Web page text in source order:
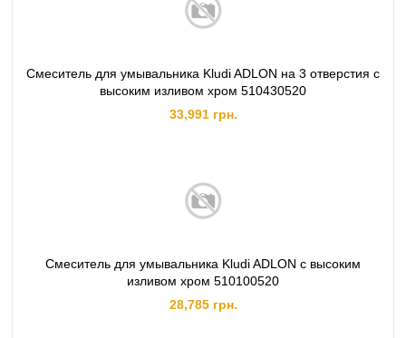
Смеситель для умывальника Kludi ADLON на 3 отверстия c
высоким изливом хром 510430520
33,991 грн.
Смеситель для умывальника Kludi ADLON с высоким
изливом хром 510100520
28,785 грн.